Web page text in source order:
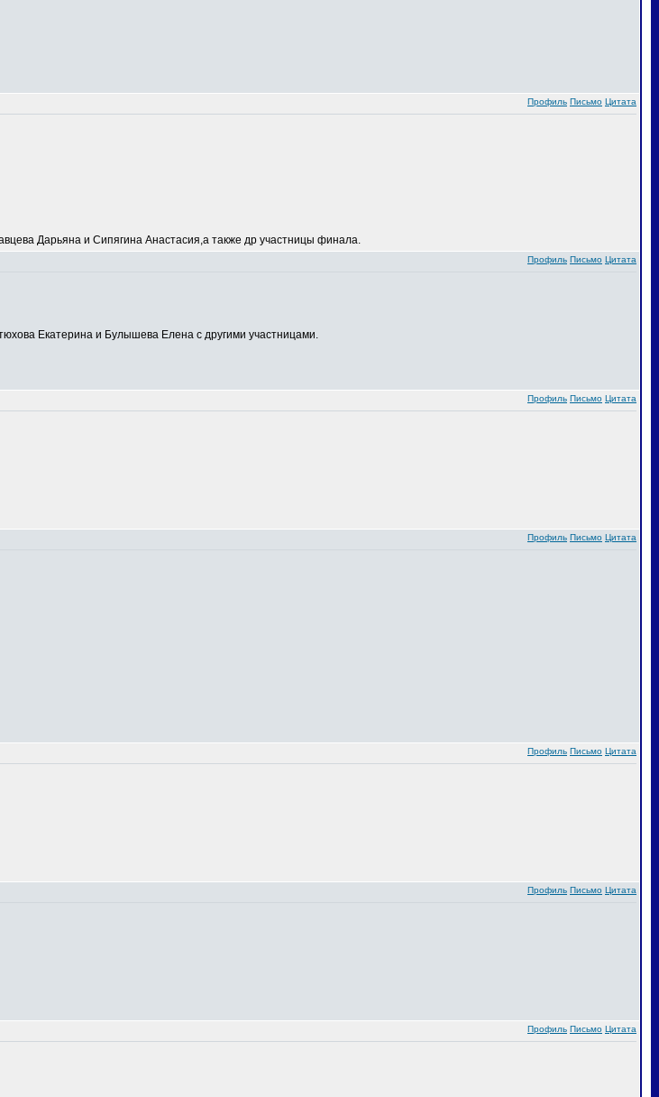
Профиль Письмо Цитата
Дарьяна и Сипягина Анастасия,а также др участницы финала.
Профиль Письмо Цитата
Екатерина и Булышева Елена с другими участницами.
Профиль Письмо Цитата
Профиль Письмо Цитата
Профиль Письмо Цитата
Профиль Письмо Цитата
Профиль Письмо Цитата